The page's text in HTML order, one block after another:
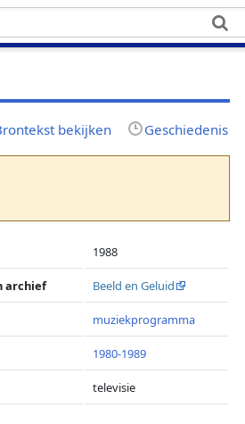
bekijken Geschiedenis
1988
archief Beeld en Geluid
muziekprogramma
1980-1989
televisie